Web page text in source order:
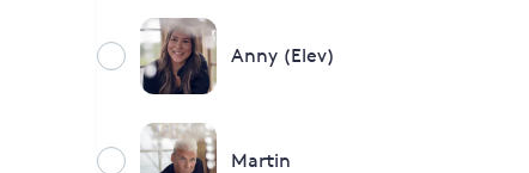
Anny (Elev)
Martin